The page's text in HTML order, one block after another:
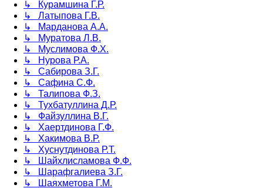
↳ Курамшина Г.Р.
↳ Латыпова Г.В.
↳ Марданова А.А.
↳ Муратова Л.В.
↳ Муслимова Ф.Х.
↳ Нурова Р.А.
↳ Сабирова З.Г.
↳ Сафина С.Ф.
↳ Талипова Ф.З.
↳ Тухбатуллина Д.Р.
↳ Файзуллина В.Г.
↳ Хаертдинова Г.Ф.
↳ Хакимова В.Р.
↳ Хуснутдинова Р.Т.
↳ Шайхлисламова Ф.Ф.
↳ Шарафгалиева З.Г.
↳ Шаяхметова Г.М.